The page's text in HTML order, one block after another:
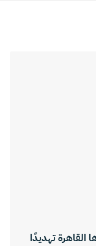
القاهرة تهديدًا